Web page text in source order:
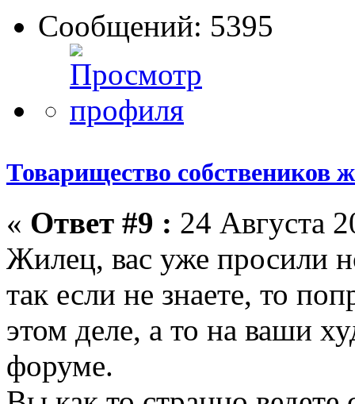
Сообщений: 5395
Товарищество собствеников
« Ответ #9 : 24 Августа
Жилец, вас уже просили
так если не знаете, то
этом деле, а то на ваши
форуме.